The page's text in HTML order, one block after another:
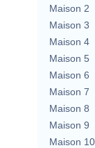
Maison 2
Maison 3
Maison 4
Maison 5
Maison 6
Maison 7
Maison 8
Maison 9
Maison 10